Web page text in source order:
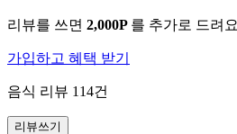
리뷰를 쓰면 2,000P 를 추가로 드려
가입하고 혜택 받기
음식 리뷰 114건
리뷰쓰기